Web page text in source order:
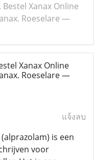
Xanax Online
Roeselare —
Xanax Online
Roeselare —
แจ้งลบ
is een
voor